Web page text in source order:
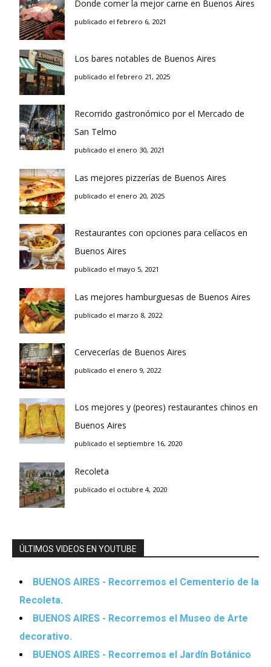
Donde comer la mejor carne en Buenos Aires
publicado el febrero 6, 2021
Los bares notables de Buenos Aires
publicado el febrero 21, 2025
Recorrido gastronómico por el Mercado de
San Telmo
publicado el enero 30, 2021
Las mejores pizzerías de Buenos Aires
publicado el enero 20, 2025
Restaurantes con opciones para celíacos en
Buenos Aires
publicado el mayo 5, 2021
Las mejores hamburguesas de Buenos Aires
publicado el marzo 8, 2022
Cervecerías de Buenos Aires
publicado el enero 9, 2022
Los mejores y (peores) restaurantes chinos en
Buenos Aires
publicado el septiembre 16, 2020
Recoleta
publicado el octubre 4, 2020
ÚLTIMOS VIDEOS EN YOUTUBE
BUENOS AIRES - Recorremos el Cementerio de la
Recoleta.
BUENOS AIRES - Recorremos el Museo de Arte
decorativo.
BUENOS AIRES - Recorremos el Jardín Botánico